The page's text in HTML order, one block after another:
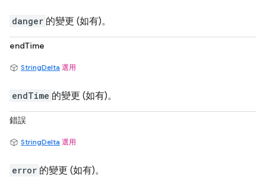
danger 的變更 (如有)。
endTime
StringDelta 選用
endTime 的變更 (如有)。
錯誤
StringDelta 選用
error 的變更 (如有)。